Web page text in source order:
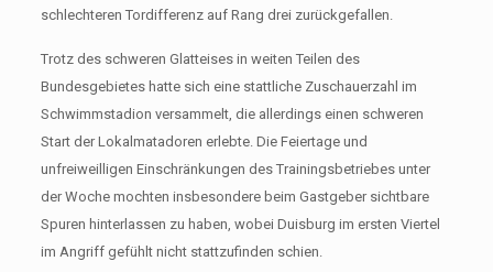
schlechteren Tordifferenz auf Rang drei zurückgefallen.
Trotz des schweren Glatteises in weiten Teilen des
Bundesgebietes hatte sich eine stattliche Zuschauerzahl im
Schwimmstadion versammelt, die allerdings einen schweren
Start der Lokalmatadoren erlebte. Die Feiertage und
unfreiweilligen Einschränkungen des Trainingsbetriebes unter
der Woche mochten insbesondere beim Gastgeber sichtbare
Spuren hinterlassen zu haben, wobei Duisburg im ersten Viertel
im Angriff gefühlt nicht stattzufinden schien.